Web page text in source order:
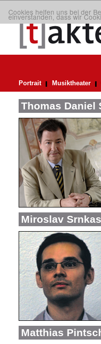
Cookies helfen uns bei der
einverstanden, dass wir
Portrait Musiktheater
Thomas Daniel
Miroslav
Matthias